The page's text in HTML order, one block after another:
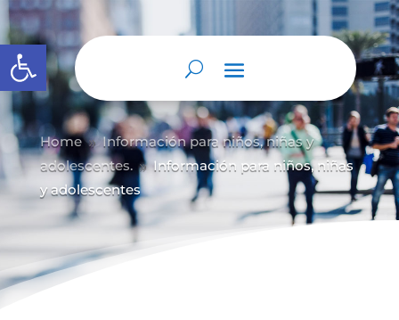
Abrir barra de herramientas
Home 9 Información para niños, niñas y
adolescentes. 9 Información para niños, niñas
y adolescentes